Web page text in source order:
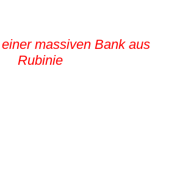
massiven Bank aus
Rubinie